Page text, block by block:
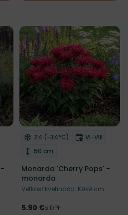
Odober do zoznamu želaní
Mrazuvzdornosť
Z4 (-34°C) Doba
VI-VIII
Výška rastliny
50 cm
Monarda 'Cherry Pops' -
monarda
Veľkosť kvetináča: K9x9 cm
Cena
5.90 €s DPH